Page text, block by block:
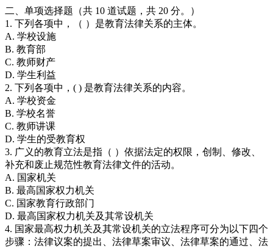
二、单项选择题（共 10 道试题，共 20 分。）
1. 下列各项中，（ ）是教育法律关系的主体。
A. 学校设施
B. 教育部
C. 教师财产
D. 学生利益
2. 下列各项中，( ) 是教育法律关系的内容。
A. 学校资金
B. 学校名誉
C. 教师讲课
D. 学生的受教育权
3. 广义的教育立法是指（ ）依据法定的权限，创制、修改、
补充和废止规范性教育法律文件的活动。
A. 国家机关
B. 最高国家权力机关
C. 国家教育行政部门
D. 最高国家权力机关及其常设机关
4. 国家最高权力机关及其常设机关的立法程序可分为以下四个
步骤：法律议案的提出、法律草案审议、法律草案的通过、法